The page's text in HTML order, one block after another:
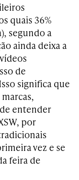
quais 36%
segundo a
ainda deixa a
de
significa que
entender
por
vez e se
feira de